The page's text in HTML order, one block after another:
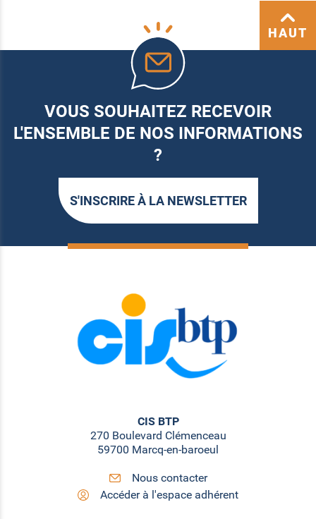
HAUT
VOUS SOUHAITEZ RECEVOIR
L'ENSEMBLE DE NOS INFORMATIONS
?
S'INSCRIRE À LA NEWSLETTER
CIS BTP
270 Boulevard Clémenceau
59700 Marcq-en-baroeul
Nous contacter
Accéder à l'espace adhérent